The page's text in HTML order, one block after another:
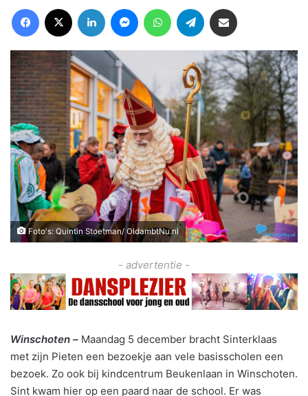
Foto's: Quintin Stoetman/ OldambtNu.nl
- advertentie -
Winschoten – Maandag 5 december bracht Sinterklaas
met zijn Pieten een bezoekje aan vele basisscholen een
bezoek. Zo ook bij kindcentrum Beukenlaan in Winschoten.
Sint kwam hier op een paard naar de school. Er was